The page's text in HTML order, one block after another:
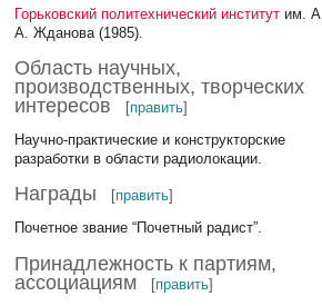
Горьковский политехнический институт им. А.
А. Жданова (1985).
Область научных,
производственных, творческих
интересов
[править]
Научно-практические и конструкторские
разработки в области радиолокации.
Награды [править]
Почетное звание “Почетный радист”.
Принадлежность к партиям,
ассоциациям
[править]